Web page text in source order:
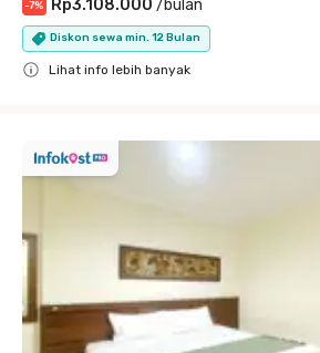
-7% Rp3.108.000 /bulan
Diskon sewa min. 12 Bulan
Lihat info lebih banyak